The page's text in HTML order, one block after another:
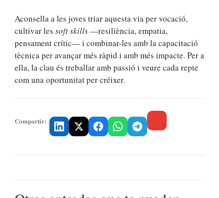
Aconsella a les joves triar aquesta via per vocació,
cultivar les soft skills—resiliència, empatia,
pensament crític— i combinar-les amb la capacitació
tècnica per avançar més ràpid i amb més impacte. Per a
ella, la clau és treballar amb passió i veure cada repte
com una oportunitat per créixer.
Compartir: